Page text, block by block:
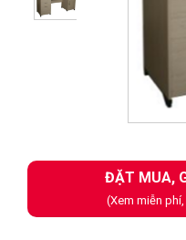
ĐẶT MUA,
(Xem miễn